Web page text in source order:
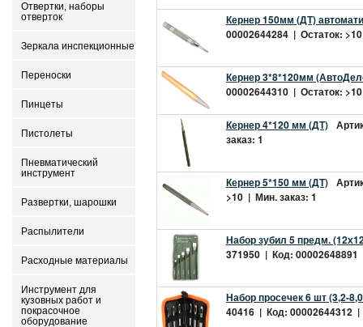
Отвертки, наборы
отверток
Зеркала инспекционные
Переноски
Пинцеты
Пистолеты
Пневматический
инструмент
Развертки, шарошки
Распылители
Расходные материалы
Инструмент для
кузовных работ и
покрасочное
оборудование
Кернер 150мм (ДТ)
00002644284 | Остаток:
Кернер 3*8*120мм
00002644310 | Остаток:
Кернер 4*120 мм (ДТ)
заказ: 1
Кернер 5*150 мм (ДТ)
>10 | Мин. заказ: 1
Набор зубил 5 предм.
371950 | Код:
Набор просечек 6 шт (3,2-
40416 | Код: 00002644312